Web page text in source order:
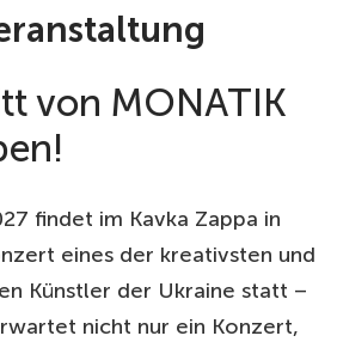
von MONATIK
findet im Kavka Zappa in
eines der kreativsten und
Künstler der Ukraine statt –
nicht nur ein Konzert,